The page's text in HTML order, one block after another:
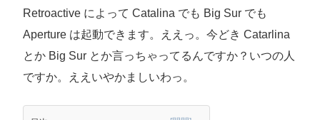
Retroactive によって Catalina でも Big Sur でも
Aperture は起動できます。ええっ。今どき Catarlina
とか Big Sur とか言っちゃってるんですか？いつの人
ですか。ええいやかましいわっ。